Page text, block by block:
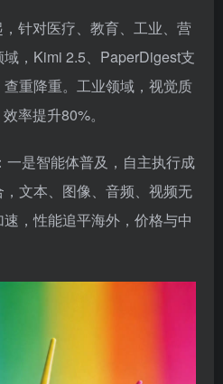
针对医疗、教育、工业、营
，Kimi 2.5、PaperDigest支
重降重。工业领域，视觉质
率提升80%。
是智能体普及，自主执行成
文本、图像、音频、视频无
，性能追平海外，价格与中